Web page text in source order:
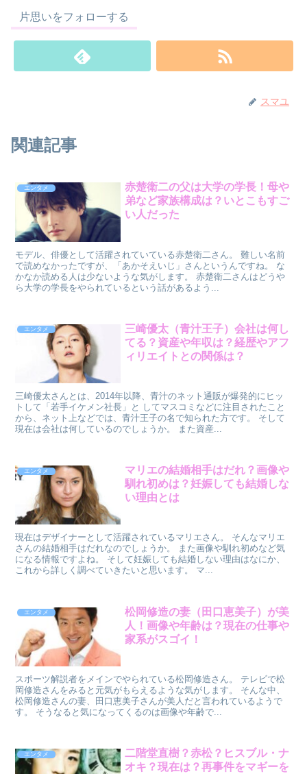
片思いをフォローする
スマユ
関連記事
エンタメ
赤楚衛二の父は大学の学長！母や
弟など家族構成は？いとこもすご
い人だった
モデル、俳優として活躍されていている赤楚衛二さん。 難しい名前
で読めなかったですが、「あかそえいじ」さんというんですね。 な
かなか読める人は少ないような気がします。 赤楚衛二さんはどうや
ら大学の学長をやられているという話があるよう...
エンタメ
三崎優太（青汁王子）会社は何し
てる？資産や年収は？経歴やアフ
ィリエイトとの関係は？
三崎優太さんとは、2014年以降、青汁のネット通販が爆発的にヒッ
トして「若手イケメン社長」と してマスコミなどに注目されたこと
から、ネット上などでは、青汁王子の名で知られた方です。 そして
現在は会社は何しているのでしょうか。 また資産...
エンタメ
マリエの結婚相手はだれ？画像や
馴れ初めは？妊娠しても結婚しな
い理由とは
現在はデザイナーとして活躍されているマリエさん。 そんなマリエ
さんの結婚相手はだれなのでしょうか。 また画像や馴れ初めなど気
になる情報ですよね。 そして妊娠しても結婚しない理由はなにか、
これから詳しく調べていきたいと思います。 マ...
エンタメ
松岡修造の妻（田口恵美子）が美
人！画像や年齢は？現在の仕事や
家系がスゴイ！
スポーツ解説者をメインでやられている松岡修造さん。 テレビで松
岡修造さんをみると元気がもらえるような気がします。 そんな中、
松岡修造さんの妻、田口恵美子さんが美人だと言われているようで
す。 そうなると気になってくるのは画像や年齢で...
エンタメ
二階堂直樹？赤松？ヒスブル・ナ
オキ？現在は？再事件をマギーを